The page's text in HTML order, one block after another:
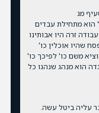
מג
הוא מתחילת עבדים
זרה היו אבותינו
שהיו אוכלין כו'
משם כו' לפיכך כו'
הוא מנהג שנהגו כל
עליה ביטל עשה.